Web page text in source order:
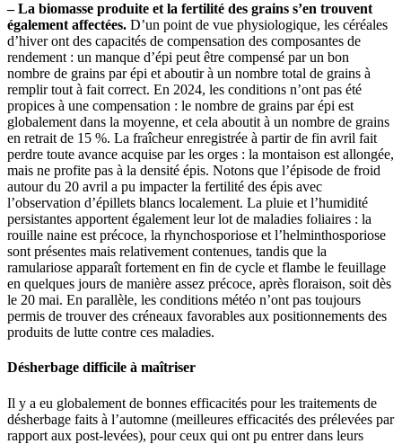
– La biomasse produite et la fertilité des grains s’en trouvent
également affectées. D’un point de vue physiologique, les céréales
d’hiver ont des capacités de compensation des composantes de
rendement : un manque d’épi peut être compensé par un bon
nombre de grains par épi et aboutir à un nombre total de grains à
remplir tout à fait correct. En 2024, les conditions n’ont pas été
propices à une compensation : le nombre de grains par épi est
globalement dans la moyenne, et cela aboutit à un nombre de grains
en retrait de 15 %. La fraîcheur enregistrée à partir de fin avril fait
perdre toute avance acquise par les orges : la montaison est allongée,
mais ne profite pas à la densité épis. Notons que l’épisode de froid
autour du 20 avril a pu impacter la fertilité des épis avec
l’observation d’épillets blancs localement. La pluie et l’humidité
persistantes apportent également leur lot de maladies foliaires : la
rouille naine est précoce, la rhynchosporiose et l’helminthosporiose
sont présentes mais relativement contenues, tandis que la
ramulariose apparaît fortement en fin de cycle et flambe le feuillage
en quelques jours de manière assez précoce, après floraison, soit dès
le 20 mai. En parallèle, les conditions météo n’ont pas toujours
permis de trouver des créneaux favorables aux positionnements des
produits de lutte contre ces maladies.
Désherbage difficile à maîtriser
Il y a eu globalement de bonnes efficacités pour les traitements de
désherbage faits à l’automne (meilleures efficacités des prélevées par
rapport aux post-levées), pour ceux qui ont pu entrer dans leurs